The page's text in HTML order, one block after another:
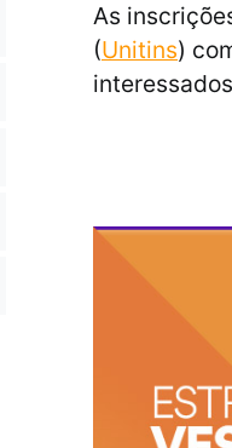
As
(Unitins)